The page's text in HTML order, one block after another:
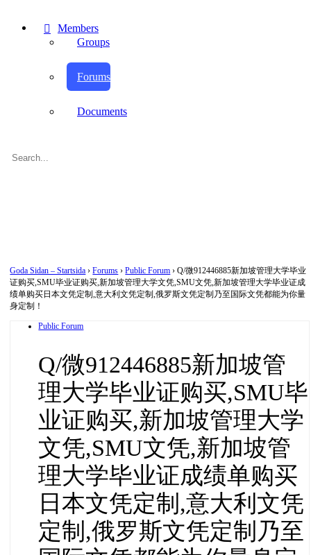
Members
Groups
Forums
Documents
Search
Goda Sidan – Startsida › Forums › Public Forum › Q/微912446885新加坡管理大学毕业
证购买,SMU毕业证购买,新加坡管理大学文凭,SMU文凭,新加坡管理大学毕业证成
绩单购买日本文凭定制,意大利文凭定制,俄罗斯文凭定制乃至国际文凭都能为你量
身定制！
Public Forum
Q/微912446885新加坡管
理大学毕业证购买,SMU毕
业证购买,新加坡管理大学
文凭,SMU文凭,新加坡管
理大学毕业证成绩单购买
日本文凭定制,意大利文凭
定制,俄罗斯文凭定制乃至